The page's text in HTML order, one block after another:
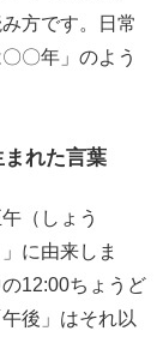
方です。日常
〇年」のよう
まれた言葉
（しょう
に由来しま
12:00ちょうど
後」はそれ以